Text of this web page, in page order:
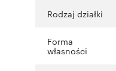
Rodzaj działki
Forma
własności